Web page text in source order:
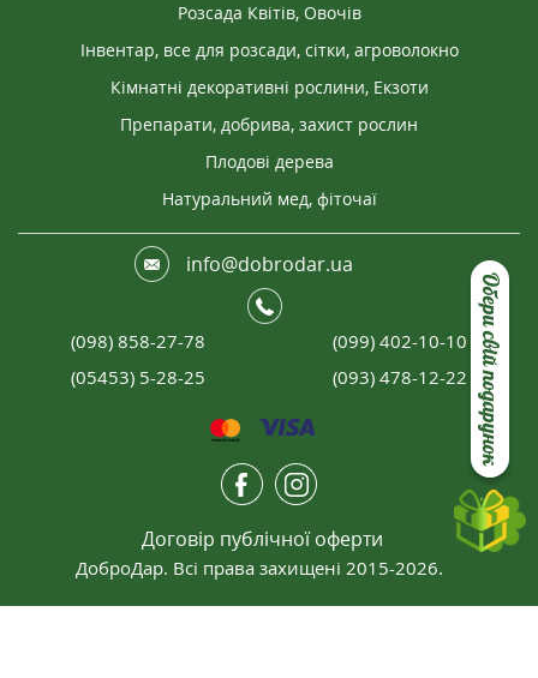
Обери свій подарунок
Розсада Квітів, Овочів
Інвентар, все для розсади, сітки, агроволокно
Кімнатні декоративні рослини, Екзоти
Препарати, добрива, захист рослин
Плодові дерева
Натуральний мед, фіточаї
info@dobrodar.ua
(098) 858-27-78
(099) 402-10-10
(05453) 5-28-25
(093) 478-12-22
Договір публічної оферти
ДоброДар. Всі права захищені 2015-2026.